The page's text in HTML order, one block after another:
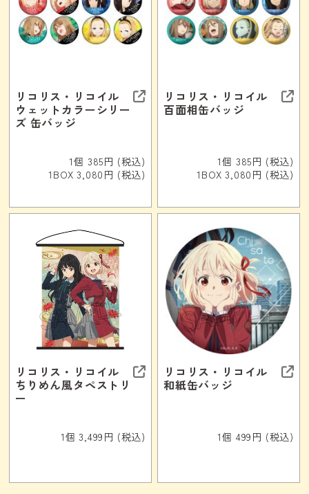
リコリス・リコイル
ウェットカラーシリー
ズ 缶バッジ
1個 385円 (税込)
1BOX 3,080円 (税込)
リコリス・リコイル
百面相缶バッジ
1個 385円 (税込)
1BOX 3,080円 (税込)
リコリス・リコイル
ちりめん風タペストリ
ー
1個 3,499円 (税込)
リコリス・リコイル
和紙缶バッジ
1個 499円 (税込)